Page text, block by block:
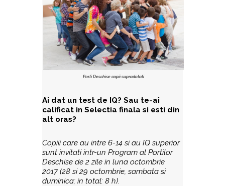
Porti Deschise copii supradotati
Ai dat un test de IQ? Sau te-ai
calificat in Selectia finala si esti din
alt oras?
Copiii care au intre 6-14 si au IQ superior
sunt invitati intr-un Program al Portilor
Deschise de 2 zile in luna octombrie
2017 (28 si 29 octombrie, sambata si
duminica; in total: 8 h).